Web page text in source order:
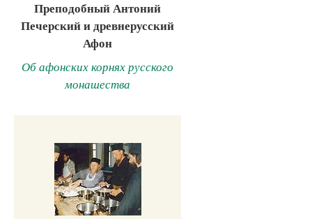
Преподобный Антоний
Печерский и древнерусский
Афон
Об афонских корнях русского
монашества